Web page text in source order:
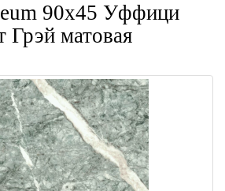
90x45 Уффици
Грэй матовая